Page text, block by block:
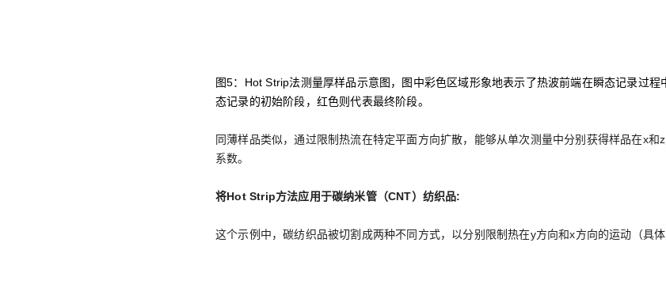
图5：Hot Strip法测量厚样品示意图‌，图中彩色区域形象地表示了热波前端在瞬态记录过
态记录的初始阶段，红色则代表最终阶段。
同薄样品类似，通过限制热流在特定平面方向扩散，能够从单次测量中分别获得样品在x
系数。
将Hot Strip方法应用于碳纳米管（CNT）纺织品:
这个示例中，碳纺织品被切割成两种不同方式，以分别限制热在y方向和x方向的运动（具